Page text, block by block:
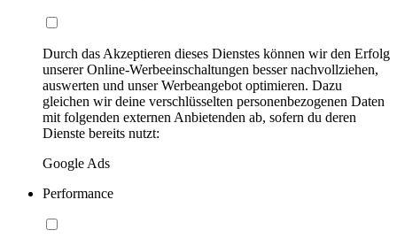
Durch das Akzeptieren dieses Dienstes können wir den Erfolg
unserer Online-Werbeeinschaltungen besser nachvollziehen,
auswerten und unser Werbeangebot optimieren. Dazu
gleichen wir deine verschlüsselten personenbezogenen Daten
mit folgenden externen Anbietenden ab, sofern du deren
Dienste bereits nutzt:
Google Ads
Performance